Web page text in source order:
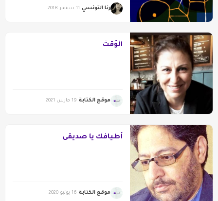
رنا التونسي 11 سبتمبر 2018
الْوَقْتُ
موقع الكتابة 19 مارس 2021
أطيافك يا صديقى
موقع الكتابة 16 يونيو 2020